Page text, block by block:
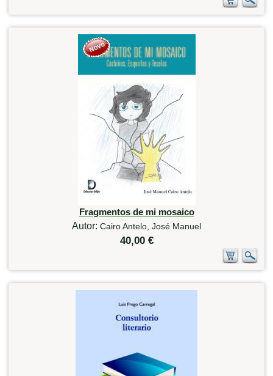
Fragmentos de mi mosaico
Autor: Cairo Antelo, José Manuel
40,00 €